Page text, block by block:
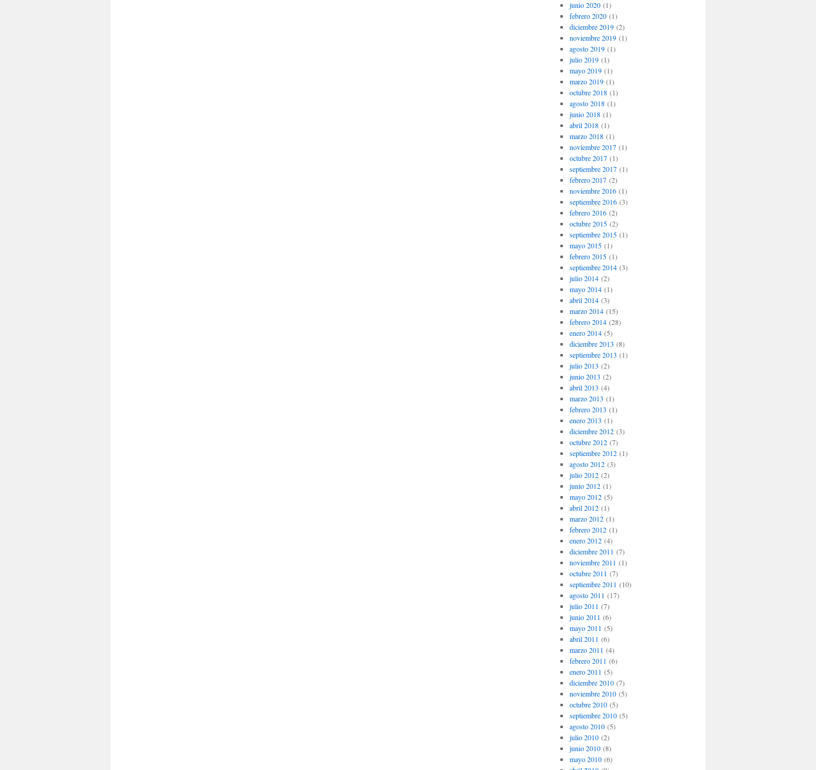
junio 2020(1)
febrero 2020(1)
diciembre 2019(2)
noviembre 2019(1)
agosto 2019(1)
julio 2019(1)
mayo 2019(1)
marzo 2019(1)
octubre 2018(1)
agosto 2018(1)
junio 2018(1)
abril 2018(1)
marzo 2018(1)
noviembre 2017(1)
octubre 2017(1)
septiembre 2017(1)
febrero 2017(2)
noviembre 2016(1)
septiembre 2016(3)
febrero 2016(2)
octubre 2015(2)
septiembre 2015(1)
mayo 2015(1)
febrero 2015(1)
septiembre 2014(3)
julio 2014(2)
mayo 2014(1)
abril 2014(3)
marzo 2014(15)
febrero 2014(28)
enero 2014(5)
diciembre 2013 (8)
septiembre 2013 (1)
julio 2013 (2)
junio 2013 (2)
abril 2013 (4)
marzo 2013 (1)
febrero 2013 (1)
enero 2013 (1)
diciembre 2012(3)
octubre 2012(7)
septiembre 2012(1)
agosto 2012(3)
julio 2012(2)
junio 2012(1)
mayo 2012(5)
abril 2012(1)
marzo 2012(1)
febrero 2012(1)
enero 2012(4)
diciembre 2011 (7)
noviembre 2011 (1)
octubre 2011 (7)
septiembre 2011 (10)
agosto 2011 (17)
julio 2011 (7)
junio 2011 (6)
mayo 2011 (5)
abril 2011 (6)
marzo 2011 (4)
febrero 2011 (6)
enero 2011 (5)
diciembre 2010(7)
noviembre 2010(5)
octubre 2010(5)
septiembre 2010(5)
agosto 2010(5)
julio 2010(2)
junio 2010(8)
mayo 2010(6)